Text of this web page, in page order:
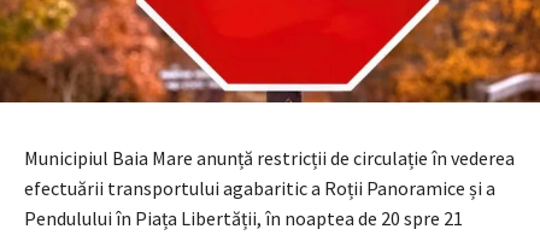
Municipiul Baia Mare anunță restricții de circulație în vederea
efectuării transportului agabaritic a Roții Panoramice și a
Pendulului în Piața Libertății, în noaptea de 20 spre 21